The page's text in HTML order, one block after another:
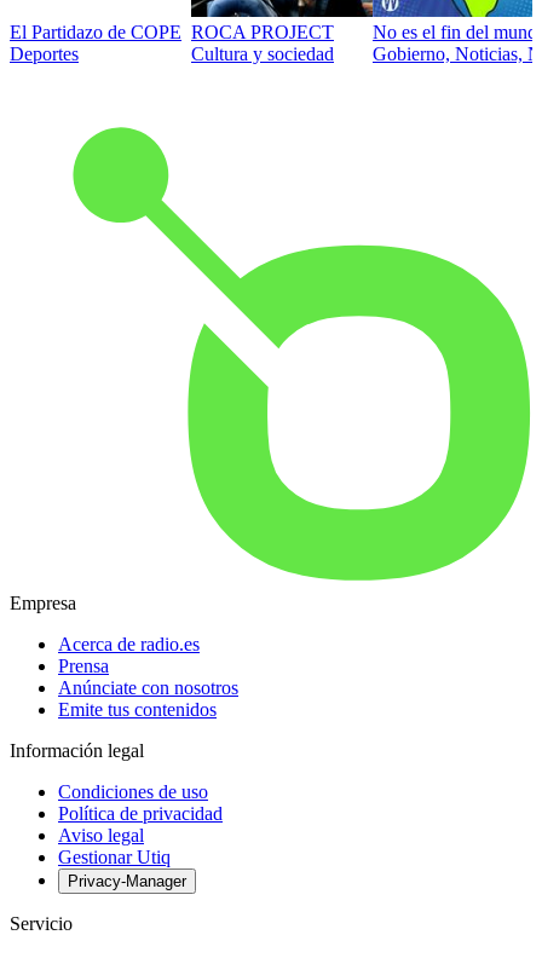
El Partidazo de COPE
Deportes
ROCA PROJECT
Cultura y sociedad
No es el fin del
Gobierno, Noticias,
Empresa
Acerca de radio.es
Prensa
Anúnciate con nosotros
Emite tus contenidos
Información legal
Condiciones de uso
Política de privacidad
Aviso legal
Gestionar Utiq
Privacy-Manager
Servicio